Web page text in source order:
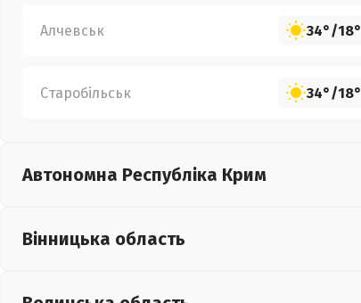
Алчевськ 34°/18°
Старобільськ 34°/18°
Автономна Республіка Крим
Вінницька область